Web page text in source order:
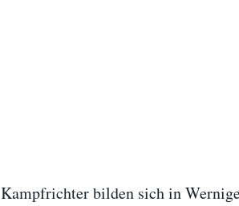
Kampfrichter bilden sich in